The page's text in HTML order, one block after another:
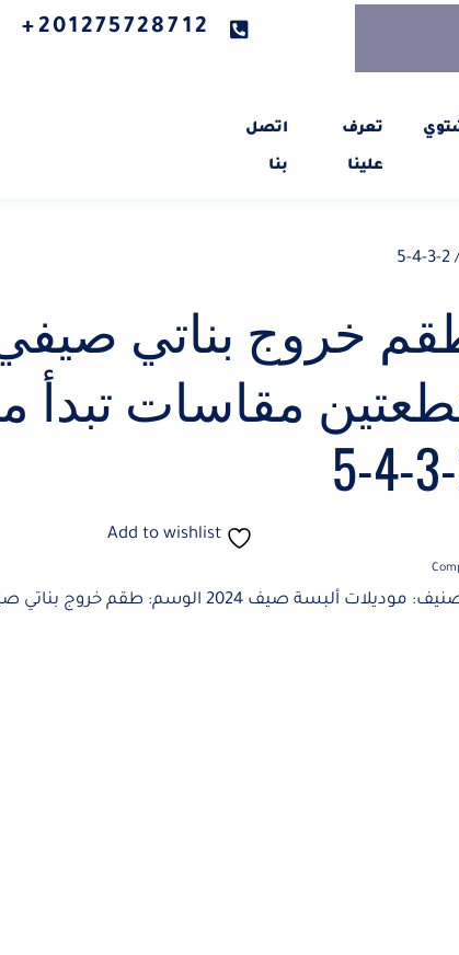
201275728712+
تعرف
علينا
اتصل
بنا
خروج بناتي
مقاسات تبدأ
Add to wishlist
موديلات ألبسة صيف 2024 الوسم: طقم خروج بناتي